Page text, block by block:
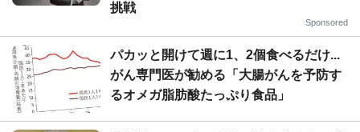
挑戦
Sponsored
パカッと開けて週に1、2個食べるだけ...
がん専門医が勧める「大腸がんを予防す
るオメガ脂肪酸たっぷり食品」